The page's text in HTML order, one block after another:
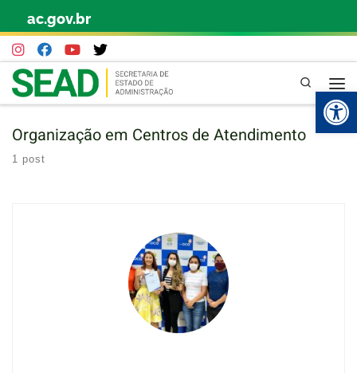
Skip to content
ac.gov.br
Pesquisa
Organização em Centros de Atendimento
1 post